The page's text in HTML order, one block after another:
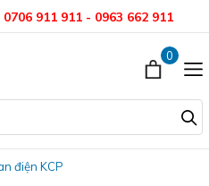
0706 911 911 - 0963 662 911
0
điện KCP